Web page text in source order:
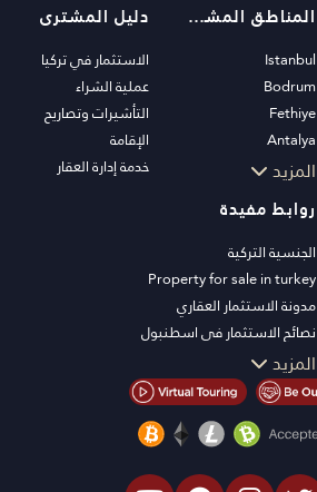
المناطق المشهورة
Istanbul
Bodrum
Fethiye
Antalya
Kalkan
Kas
Bursa
Gocek
Side
Kemer
Dalyan
Izmir
Belek
المزيد
دليل المشترى
الاستثمار في تركيا
عملية الشراء
التأشيرات وتصاريح
الإقامة
خدمة إدارة العقار
روابط مفيدة
الجنسية التركية
Property for sale in turkey
مدونة الاستثمار العقاري
نصائح الاستثمار في اسطنبول
تلفزيون PT
عقارات اسطنبول للاستثمار
اعرض عقارك للبيع
الصفقة
المزيد